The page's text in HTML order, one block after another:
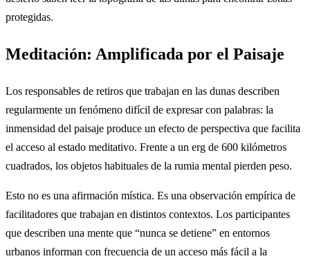
protegidas.
Meditación: Amplificada por el Paisaje
Los responsables de retiros que trabajan en las dunas describen
regularmente un fenómeno difícil de expresar con palabras: la
inmensidad del paisaje produce un efecto de perspectiva que facilita
el acceso al estado meditativo. Frente a un erg de 600 kilómetros
cuadrados, los objetos habituales de la rumia mental pierden peso.
Esto no es una afirmación mística. Es una observación empírica de
facilitadores que trabajan en distintos contextos. Los participantes
que describen una mente que “nunca se detiene” en entornos
urbanos informan con frecuencia de un acceso más fácil a la